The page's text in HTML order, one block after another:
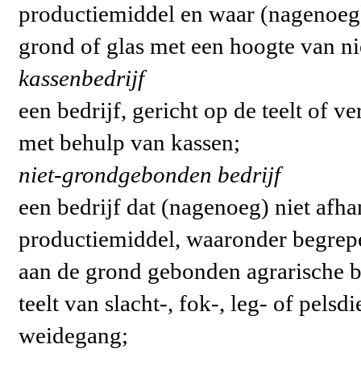
productiemiddel en waar
grond of glas met een hoogte van
kassenbedrijf
een bedrijf, gericht op de teelt of
met behulp van kassen;
niet-grondgebonden bedrijf
een bedrijf dat (nagenoeg) niet
productiemiddel, waaronder
aan de grond gebonden
teelt van slacht-, fok-, leg- of
weidegang;